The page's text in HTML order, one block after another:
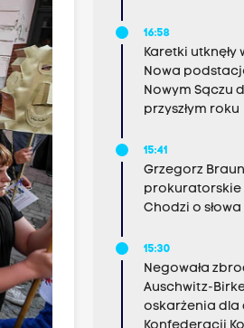
16:58
Karetki utknęły
Nowa
Nowym Sączu
przyszłym roku
15:41
Grzegorz Braun
prokuratorskie
Chodzi o
15:30
Negowała
Auschwitz-
oskarżenia dla